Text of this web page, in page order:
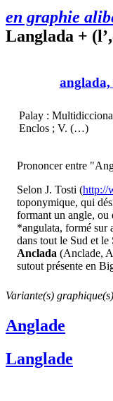
en graphie
Langlada +
anglada,
Palay :
Enclos ; V. (…)
Prononcer entre
Selon J. Tosti (http://
toponymique, qui
formant un angle, ou
*angulata, formé sur
dans tout le Sud et le
Anclada (Anclade,
sutout présente en
Variante(s)
Anglade
Langlade